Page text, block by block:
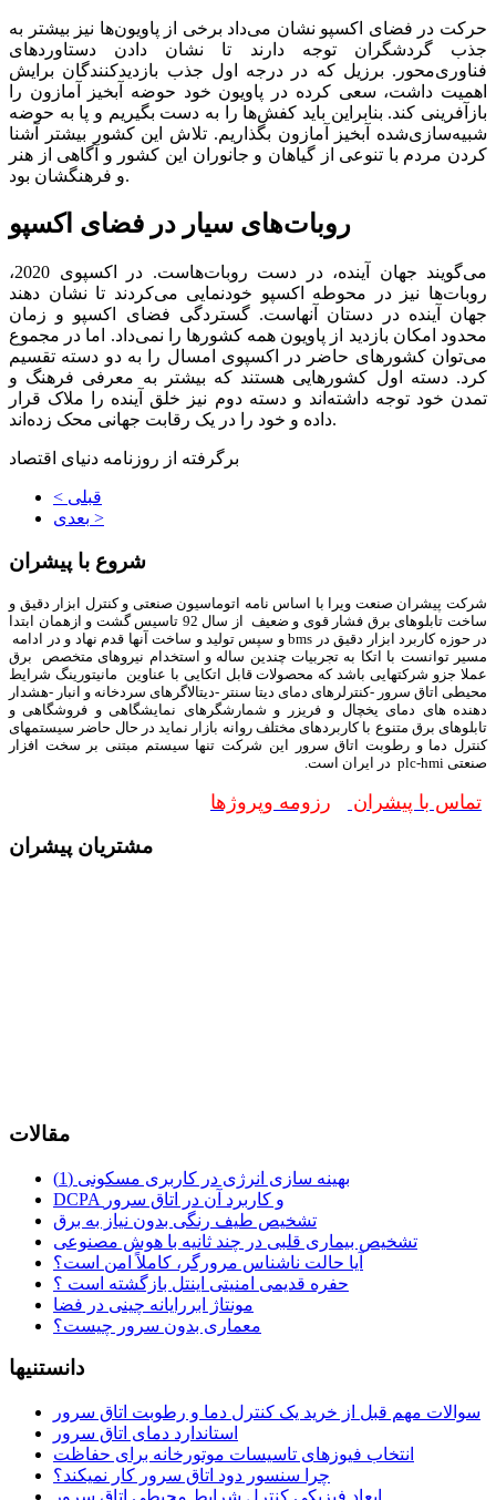
حرکت در فضای اکسپو نشان می‌داد برخی از پاویون‌ها نیز بیشتر به
جذب گردشگران توجه دارند تا نشان دادن دستاوردهای
فناوری‌محور. برزیل که در درجه اول جذب بازدیدکنندگان برایش
اهمیت داشت، سعی کرده در پاویون خود حوضه آبخیز آمازون را
بازآفرینی کند. بنابراین باید کفش‌ها را به دست بگیریم و پا به حوضه
شبیه‌سازی‌شده آبخیز آمازون بگذاریم. تلاش این کشور بیشتر آشنا
کردن مردم با تنوعی از گیاهان و جانوران این کشور و آگاهی از هنر
و فرهنگشان بود.
روبات‌های سیار در فضای اکسپو
می‌گویند جهان آینده، در دست روبات‌هاست. در اکسپوی 2020،
روبات‌ها نیز در محوطه اکسپو خودنمایی می‌کردند تا نشان دهند
جهان آینده در دستان آنهاست. گستردگی فضای اکسپو و زمان
محدود امکان بازدید از پاویون همه کشورها را نمی‌داد. اما در مجموع
می‌توان کشورهای حاضر در اکسپوی امسال را به دو دسته تقسیم
کرد. دسته اول کشورهایی هستند که بیشتر به معرفی فرهنگ و
تمدن خود توجه داشته‌اند و دسته دوم نیز خلق آینده را ملاک قرار
داده و خود را در یک رقابت جهانی محک زده‌اند.
برگرفته از روزنامه دنیای اقتصاد
< قبلی
بعدی >
شروع با پیشران
شرکت پیشران صنعت ویرا با اساس نامه اتوماسیون صنعتی و کنترل ابزار دقیق و
ساخت تابلوهای برق فشار قوی و ضعیف از سال 92 تاسیس گشت و ازهمان ابتدا
در حوزه کاربرد ابزار دقیق در bms و سپس تولید و ساخت آنها قدم نهاد و در ادامه
مسیر توانست با اتکا به تجربیات چندین ساله و استخدام نیروهای متخصص برق
عملا جزو شرکتهایی باشد که محصولات قابل اتکایی با عناوین مانیتورینگ شرایط
محیطی اتاق سرور -کنترلرهای دمای دیتا سنتر -دیتالاگرهای سردخانه و انبار -هشدار
دهنده های دمای یخچال و فریزر و شمارشگرهای نمایشگاهی و فروشگاهی و
تابلوهای برق متنوع با کاربردهای مختلف روانه بازار نماید در حال حاضر سیستمهای
کنترل دما و رطوبت اتاق سرور این شرکت تنها سیستم مبتنی بر سخت افزار
صنعتی plc-hmi در ایران است.
تماس با پیشران رزومه وپروژها
مشتریان پیشران
مقالات
بهینه سازی انرژی در کاربری مسکونی (1)
DCPA و کاربرد آن در اتاق سرور
تشخیص طیف رنگی بدون نیاز به برق
تشخیص بیماری قلبی در چند ثانیه با هوش مصنوعی
آیا حالت ناشناس مرورگر، کاملاً امن است؟
حفره قدیمی امنیتی اینتل بازگشته است ؟
مونتاژ ابررایانه چینی در فضا
معماری بدون سرور چیست؟
دانستنیها
سوالات مهم قبل از خرید یک کنترل دما و رطوبت اتاق سرور
استاندارد دمای اتاق سرور
انتخاب فیوزهای تاسیسات موتورخانه برای حفاظت
چرا سنسور دود اتاق سرور کار نمیکند؟
ابعاد فیزیکی کنترل شرایط محیطی اتاق سرور